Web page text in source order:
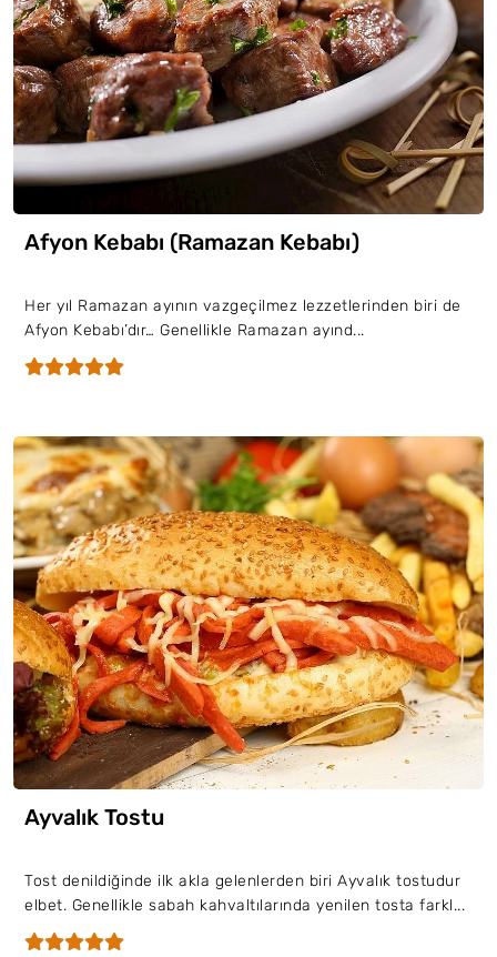
Afyon Kebabı (Ramazan Kebabı)
Her yıl Ramazan ayının vazgeçilmez lezzetlerinden biri de
Afyon Kebabı’dır… Genellikle Ramazan ayınd...
Ayvalık Tostu
Tost denildiğinde ilk akla gelenlerden biri Ayvalık tostudur
elbet. Genellikle sabah kahvaltılarında yenilen tosta farkl...